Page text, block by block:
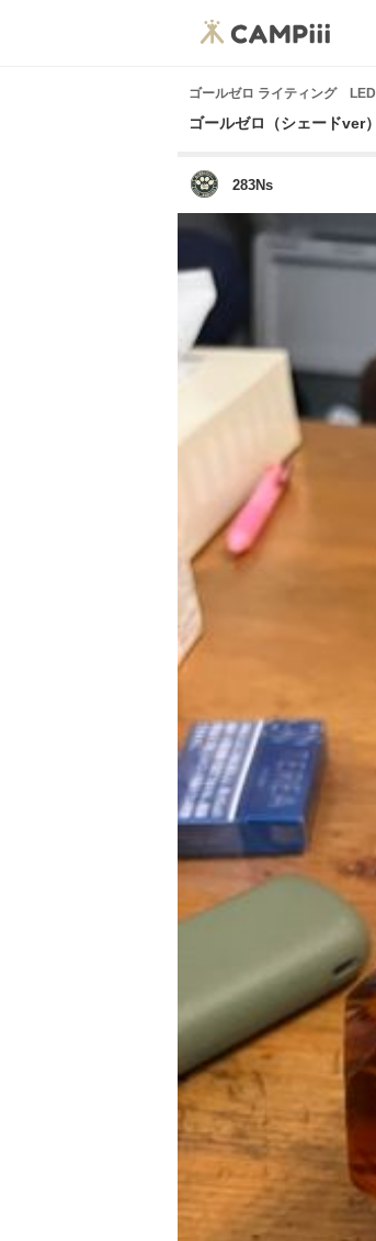
ゴールゼロ ライティング LED
ゴールゼロ（シェードver）
283Ns